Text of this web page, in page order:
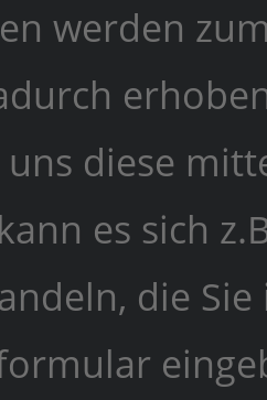
werden
uns diese
es sich
die